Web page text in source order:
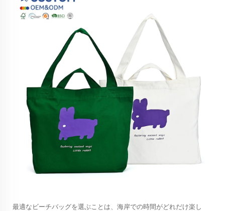
最適なビーチバッグを選ぶことは、海岸での時間がどれだけ楽し